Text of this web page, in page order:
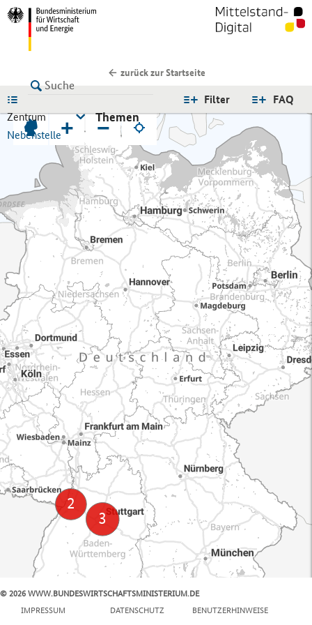
zurück zur Startseite
FAQ
Filter
Zentrum
Nebenstelle
Themen
+ −
© 2026 WWW.BUNDESWIRTSCHAFTSMINISTERIUM.DE
IMPRESSUM
DATENSCHUTZ BENUTZERHINWEISE